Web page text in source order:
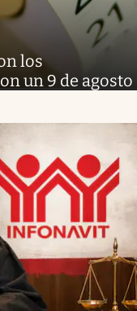
los
un 9 de agosto